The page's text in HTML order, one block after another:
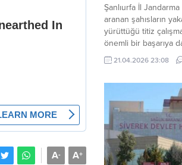
A+
A-
Şanlıurfa İl
aranan şahısların
yürüttüğü titiz
önemli bir başarıya
ilçesinde düzenlenen
hakkında kesinleşmiş
teslim edildi. Haber
Valiliği İl Basın ve
Müdürlüğü
göre; İl...
21.04.2026 23:08